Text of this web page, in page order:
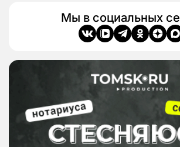
Мы в социальных